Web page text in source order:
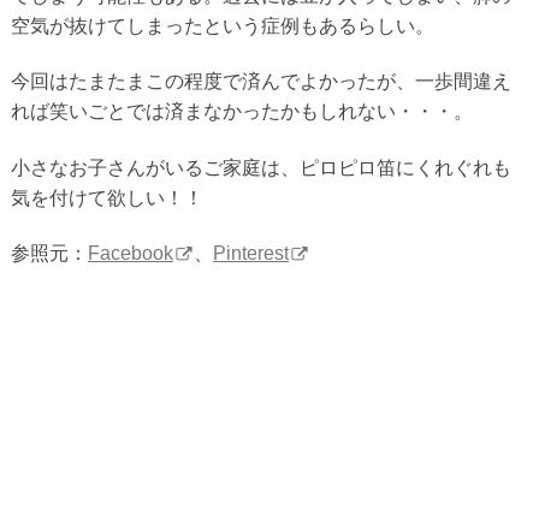
空気が抜けてしまったという症例もあるらしい。
今回はたまたまこの程度で済んでよかったが、一歩間違え
れば笑いごとでは済まなかったかもしれない・・・。
小さなお子さんがいるご家庭は、ピロピロ笛にくれぐれも
気を付けて欲しい！！
参照元： Facebook Pinterest